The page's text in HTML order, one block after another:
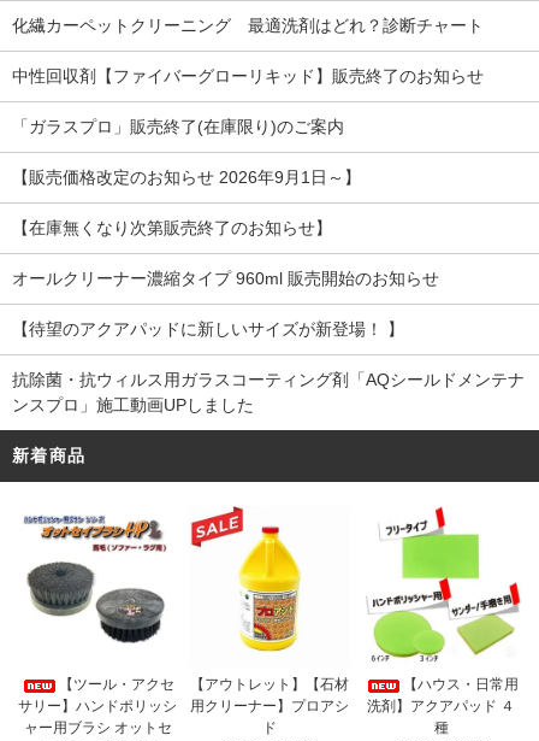
化繊カーペットクリーニング 最適洗剤はどれ？診断チャート
中性回収剤【ファイバーグローリキッド】販売終了のお知らせ
「ガラスプロ」販売終了(在庫限り)のご案内
【販売価格改定のお知らせ 2026年9月1日～】
【在庫無くなり次第販売終了のお知らせ】
オールクリーナー濃縮タイプ 960ml 販売開始のお知らせ
【待望のアクアパッドに新しいサイズが新登場！ 】
抗除菌・抗ウィルス用ガラスコーティング剤「AQシールドメンテナ
ンスプロ」施工動画UPしました
新着商品
【ツール・アクセ
サリー】ハンドポリッシ
ャー用ブラシ オットセ
【アウトレット】【石材
用クリーナー】プロアシ
ド
【ハウス・日常用
洗剤】アクアパッド ４
種